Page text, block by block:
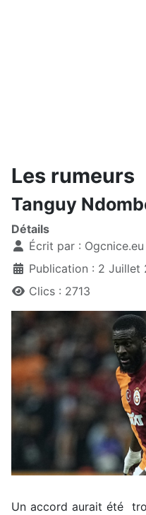
Les rumeurs
Tanguy
Détails
Écrit par : Ogcnice.eu
Publication : 2 Juillet
Clics : 2713
Un accord aurait été